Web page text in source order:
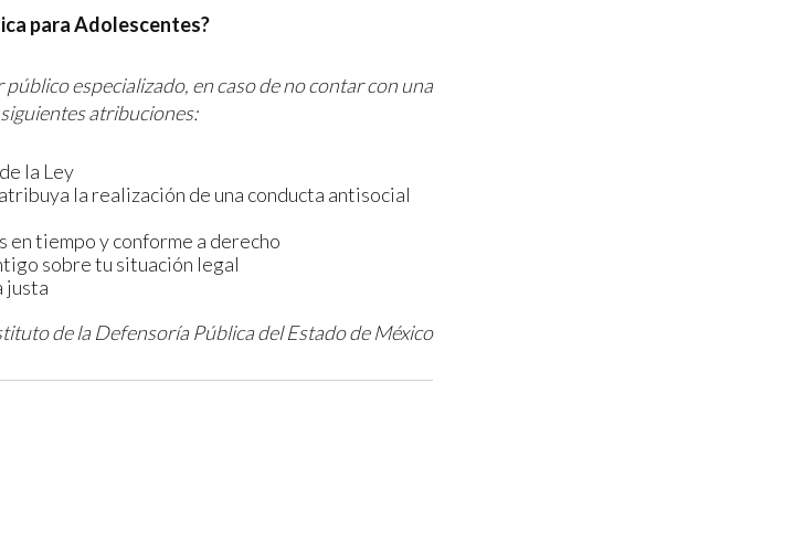
para Adolescentes?
especializado, en caso de no contar con una
atribuciones:
la Ley
la realización de una conducta antisocial
tiempo y conforme a derecho
sobre tu situación legal
justa
de la Defensoría Pública del Estado de México